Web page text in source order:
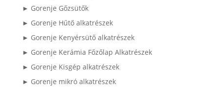
► Gorenje Gőzsütők
► Gorenje Hűtő alkatrészek
► Gorenje Kenyérsütő alkatrészek
► Gorenje Kerámia Főzőlap Alkatrészek
► Gorenje Kisgép alkatrészek
► Gorenje mikró alkatrészek